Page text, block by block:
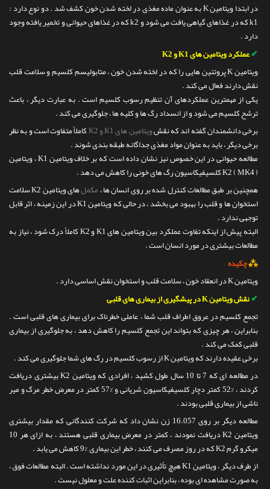
در ابتدا ویتامین K به عنوان ماده مغذی در لخته شدن خون کشف شد . دو نوع دارد :
k1 که در غذاهای گیاهی یافت می شود و k2 که در غذاهای حیوانی و تخمیر یافته وجود
دارد .
✔عملکرد ویتامین های K1 و K2
ویتامین K پروتئین هایی را که در لخته شدن خون ، متابولیسم کلسیم و سلامت قلب
نقش دارند فعال می کند .
یکی از مهمترین عملکردهای آن تنظیم رسوب کلسیم است . به عبارت دیگر ، باعث
ترشح کلسیم می شود و از انسداد رگ ها و کلیه ها ، جلوگیری می کند .
برخی دانشمندان گفته اند كه نقشویتامین های K1 و K2
كاملاً متفاوت است و به نظر
برخی دیگر ، باید به عنوان مواد مغذی جداگانه طبقه بندی شوند .
مطالعه حیوانی در این خصوص نیز نشان داده است که بر خلاف ویتامین K1 ، ویتامین
K2 ( MK4 ) کلسیفیکاسیون رگ های خونی را کاهش می دهد .
همچنین بر طبق مطالعات کنترل شده بر روی انسان ها ،مکمل
های ویتامین K2 سلامت
استخوان ها و قلب را بهبود می بخشد ، در حالی که ویتامین K1 در این زمینه ، اثر قابل
توجهی ندارد .
البته پیش از اینکه تفاوت عملکرد بین ویتامین های K1 و K2 کاملاً درک شود ، نیاز به
مطالعات بیشتری در مورد انسان است .
⁂چکیده
ویتامین K در انعقاد خون ، سلامت قلب و استخوان نقش اساسی دارد .
✔نقش ویتامین K در پیشگیری از بیماری های قلبی
تجمع کلسیم در عروق اطراف قلب شما ، عاملی خطرناک برای بیماری های قلبی است .
بنابراین ، هر چیزی که بتواند این تجمع کلسیم را کاهش دهد ، به جلوگیری از بیماری
قلبی کمک می کند .
برخی عقیده دارند که ویتامین K از رسوب کلسیم در رگ های شما جلوگیری می کند .
در مطالعه ای که 7 تا 10 سال طول کشید ، افرادی که ویتامین K2 بیشتری دریافت
کردند ، %52 کمتر دچار کلسیفیکاسیون شریانی و %57 کمتر در معرض خطر مرگ و میر
ناشی از بیماری قلبی بودند .
مطالعه دیگر بر روی 16.057 زن نشان داد که شرکت کنندگانی که مقدار بیشتری
ویتامین K2 دریافت نمودند ، کمتر در معرض بیماری قلبی هستند ، به ازای هر 10
میکرو گرم K2 که در روز مصرف می کنند ، خطر این بیماری %9 کاهش می یابد .
از طرف دیگر ، ویتامین K1 هیچ تأثیری در این مورد نداشته است . البته مطالعات فوق ،
به صورت مشاهده ای بوده ، بنابراین اثبات کننده علت و معلول نیست .